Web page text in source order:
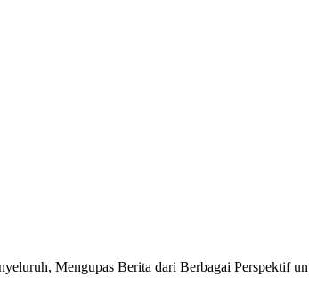
Mengupas Berita dari Berbagai Perspektif